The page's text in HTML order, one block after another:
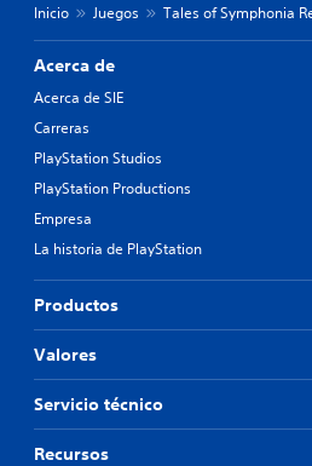
Inicio Juegos Tales of Symphonia
Acerca de
Acerca de SIE
Carreras
PlayStation Studios
PlayStation Productions
Empresa
La historia de PlayStation
Productos
Valores
Servicio técnico
Recursos